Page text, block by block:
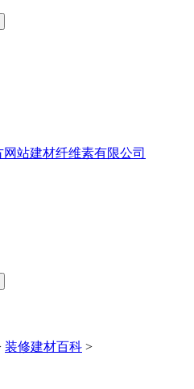
装修建材百科 >